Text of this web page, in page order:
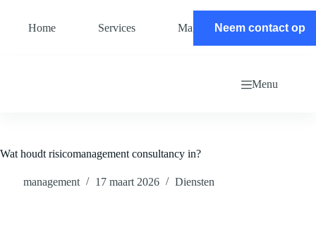
Home Services Magazine Contact
Neem contact op
Menu
Wat houdt risicomanagement consultancy in?
management 17 maart 2026 Diensten